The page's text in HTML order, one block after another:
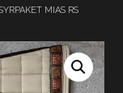
MIAS RS